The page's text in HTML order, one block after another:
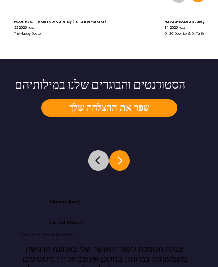
Happiness: The Ultimate Currency (ft. Tal Ben-Shahar)
22 במאי 2026
The Happy Doctor
Harvard-Backed Strategies for
14 במאי 2026
Dr. JC Doornick & Dr. Tal Ben-
שפר את ההצלחה שלך
הסטודנטים והבוגרים שלנו במילותיהם
Cheena Kaul
United States
"אל תחיו רק את היום. תעצבו אותו."
"קבלת הסמכת לימודי האושר שלי באתונה הרגישה